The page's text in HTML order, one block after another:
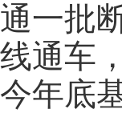
通一批
线通车
今年底